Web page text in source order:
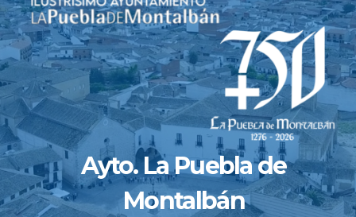
Ayto. La Puebla de
Montalbán